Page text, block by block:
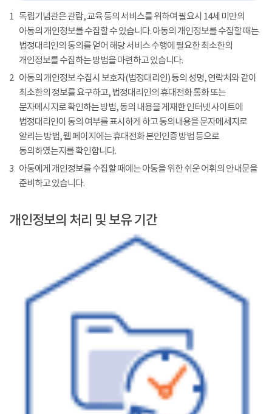
1 독립기념관은 관람, 교육 등의 서비스를 위하여 필요시 14세 미만의
아동의 개인정보를 수집할 수 있습니다. 아동의 개인정보를 수집할 때는
법정대리인의 동의를 얻어 해당 서비스 수행에 필요한 최소한의
개인정보를 수집하는 방법을 마련하고 있습니다.
2 아동의 개인정보 수집시 보호자(법정대리인) 등의 성명, 연락처와 같이
최소한의 정보를 요구하고, 법정대리인의 휴대전화 통화 또는
문자메시지로 확인하는 방법, 동의 내용을 게재한 인터넷 사이트에
법정대리인이 동의 여부를 표시하게 하고 동의내용을 문자메세지로
알리는 방법, 웹 페이지에는 휴대전화 본인인증 방법 등으로
동의하였는지를 확인합니다.
3 아동에게 개인정보를 수집할 때에는 아동을 위한 쉬운 어휘의 안내문을
준비하고 있습니다.
개인정보의 처리 및 보유 기간